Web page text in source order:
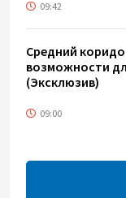
09:42
Средний
возможности
(Эксклюзив)
09:00
Центральная